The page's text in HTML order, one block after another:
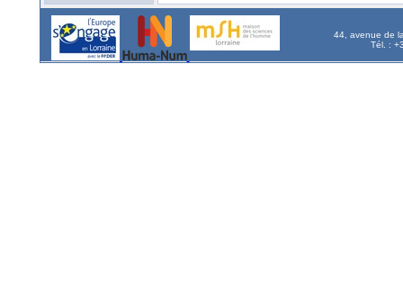
44, avenue de
Tél. :